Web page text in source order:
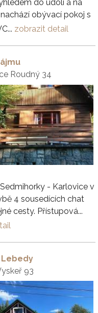
do údolí a na
obývací pokoj s
zobrazit detail
Roudný 34
- Karlovice v
4 sousedících chat
cesty. Přístupová...
Lebedy
93